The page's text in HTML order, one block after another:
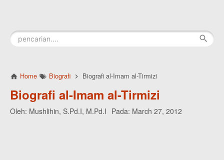
Home Biografi Biografi al-Imam al-Tirmizi
Biografi al-Imam al-Tirmizi
Oleh: Mushlihin, S.Pd.I, M.Pd.I Pada: March 27, 2012